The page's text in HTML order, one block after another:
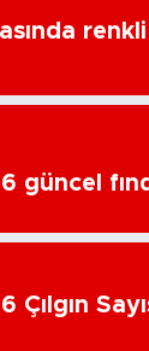
güncel
Çılgın